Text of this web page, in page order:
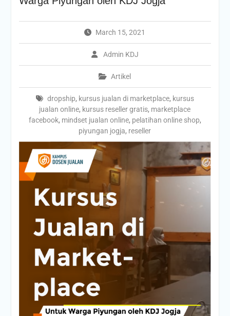
March 15, 2021
Admin KDJ
Artikel
dropship, kursus jualan di marketplace, kursus
jualan online, kursus reseller gratis, marketplace
facebook, mindset jualan online, pelatihan online shop,
piyungan jogja, reseller